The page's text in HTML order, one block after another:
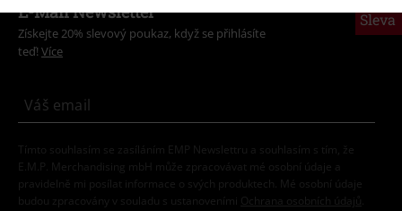
Sleva
E-Mail Newsletter
Získejte 20% slevový poukaz, když se přihlásíte
teď! Více
Tímto souhlasím se zasíláním EMP Newslettru a souhlasím s tím, že
E.M.P. Merchandising mbH může zpracovávat mé osobní údaje a
pravidelně mi posílat informace o svých produktech. Mé osobní údaje
budou zpracovány v souladu s ustanoveními
Ochrana osobních údajů